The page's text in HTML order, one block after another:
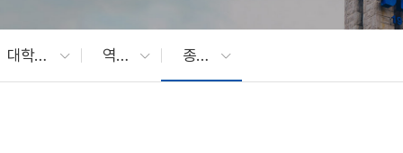
대학소개 역대 총 · 학장 종합대학기